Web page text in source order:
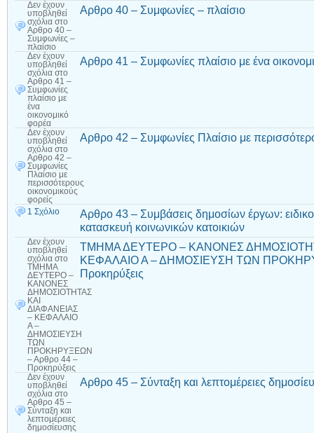
Δεν έχουν
υποβληθεί
σχόλια στο
Αρθρο 40 –
Συμφωνίες –
πλαίσιο
Αρθρο 40 – Συμφωνίες – πλαίσιο
Δεν έχουν
υποβληθεί
σχόλια στο
Αρθρο 41 –
Συμφωνίες
πλαίσιο με
ένα
οικονομικό
φορέα
Αρθρο 41 – Συμφωνίες πλαίσιο με ένα
Δεν έχουν
υποβληθεί
σχόλια στο
Αρθρο 42 –
Συμφωνίες
Πλαίσιο με
περισσότερους
οικονομικούς
φορείς
Αρθρο 42 – Συμφωνίες Πλαίσιο με
1 Σχόλιο
Αρθρο 43 – Συμβάσεις δημοσίων έργων:
κατασκευή κοινωνικών κατοικιών
Δεν έχουν
υποβληθεί
σχόλια στο
ΤΜΗΜΑ
ΔΕΥΤΕΡΟ –
ΚΑΝΟΝΕΣ
ΔΗΜΟΣΙΟΤΗΤΑΣ
ΚΑΙ
ΔΙΑΦΑΝΕΙΑΣ
– ΚΕΦΑΛΑΙΟ
Α –
ΔΗΜΟΣΙΕΥΣΗ
ΤΩΝ
ΠΡΟΚΗΡΥΞΕΩΝ
– Αρθρο 44 –
Προκηρύξεις
ΤΜΗΜΑ ΔΕΥΤΕΡΟ – ΚΑΝΟΝΕΣ
ΚΕΦΑΛΑΙΟ Α – ΔΗΜΟΣΙΕΥΣΗ ΤΩΝ
Προκηρύξεις
Δεν έχουν
υποβληθεί
σχόλια στο
Αρθρο 45 –
Σύνταξη και
λεπτομέρειες
δημοσίευσης
Αρθρο 45 – Σύνταξη και λεπτομέρειες